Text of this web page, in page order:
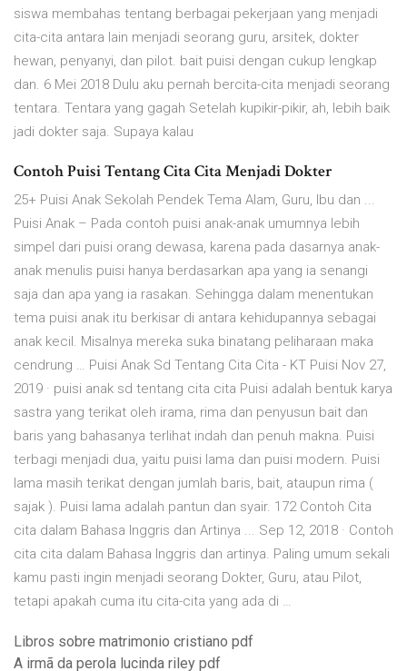
siswa membahas tentang berbagai pekerjaan yang menjadi
cita-cita antara lain menjadi seorang guru, arsitek, dokter
hewan, penyanyi, dan pilot. bait puisi dengan cukup lengkap
dan. 6 Mei 2018 Dulu aku pernah bercita-cita menjadi seorang
tentara. Tentara yang gagah Setelah kupikir-pikir, ah, lebih baik
jadi dokter saja. Supaya kalau
Contoh Puisi Tentang Cita Cita Menjadi Dokter
25+ Puisi Anak Sekolah Pendek Tema Alam, Guru, Ibu dan ...
Puisi Anak – Pada contoh puisi anak-anak umumnya lebih
simpel dari puisi orang dewasa, karena pada dasarnya anak-
anak menulis puisi hanya berdasarkan apa yang ia senangi
saja dan apa yang ia rasakan. Sehingga dalam menentukan
tema puisi anak itu berkisar di antara kehidupannya sebagai
anak kecil. Misalnya mereka suka binatang peliharaan maka
cendrung … Puisi Anak Sd Tentang Cita Cita - KT Puisi Nov 27,
2019 · puisi anak sd tentang cita cita Puisi adalah bentuk karya
sastra yang terikat oleh irama, rima dan penyusun bait dan
baris yang bahasanya terlihat indah dan penuh makna. Puisi
terbagi menjadi dua, yaitu puisi lama dan puisi modern. Puisi
lama masih terikat dengan jumlah baris, bait, ataupun rima (
sajak ). Puisi lama adalah pantun dan syair. 172 Contoh Cita
cita dalam Bahasa Inggris dan Artinya ... Sep 12, 2018 · Contoh
cita cita dalam Bahasa Inggris dan artinya. Paling umum sekali
kamu pasti ingin menjadi seorang Dokter, Guru, atau Pilot,
tetapi apakah cuma itu cita-cita yang ada di …
Libros sobre matrimonio cristiano pdf
A irmã da perola lucinda riley pdf